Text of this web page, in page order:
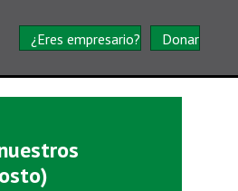
¿Eres empresario? Donar